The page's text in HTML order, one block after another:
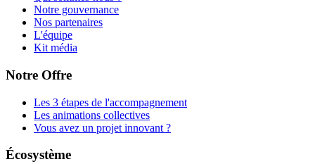
Notre gouvernance
Nos partenaires
L'équipe
Kit média
Notre Offre
Les 3 étapes de l'accompagnement
Les animations collectives
Vous avez un projet innovant ?
Écosystème